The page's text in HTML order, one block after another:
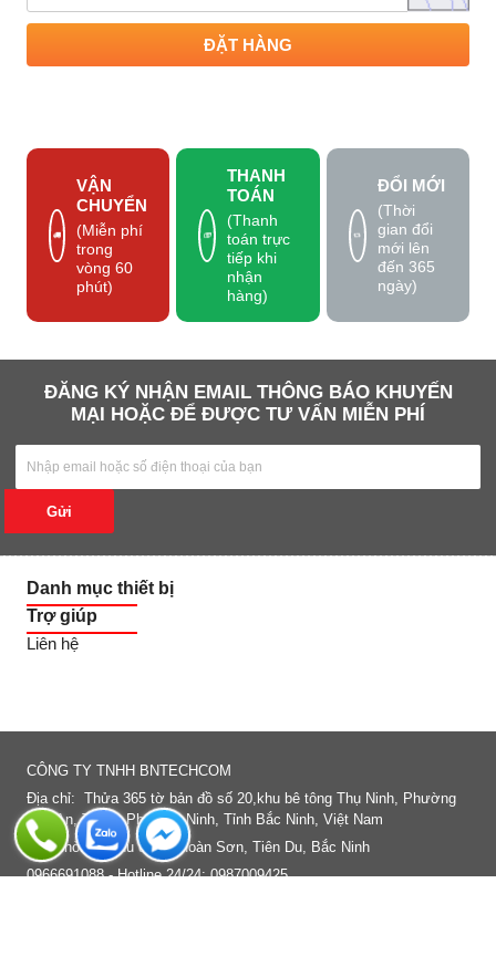
ĐẶT HÀNG
VẬN
CHUYỂN
(Miễn phí
trong
vòng 60
phút)
THANH
TOÁN
(Thanh
toán trực
tiếp khi
nhận
hàng)
ĐỔI MỚI
(Thời
gian đổi
mới lên
đến 365
ngày)
ĐĂNG KÝ NHẬN EMAIL THÔNG BÁO KHUYẾN
MẠI HOẶC ĐỂ ĐƯỢC TƯ VẤN MIỄN PHÍ
Gửi
Danh mục thiết bị
Trợ giúp
Liên hệ
CÔNG TY TNHH BNTECHCOM
Địa chỉ: Thửa 365 tờ bản đồ số 20,khu bê tông Thụ Ninh, Phường
Vạn An, Thành Phố Bắc Ninh, Tỉnh Bắc Ninh, Việt Nam
Văn phòng : Khu độ thị Hoàn Sơn, Tiên Du, Bắc Ninh
0966691088 - Hotline 24/24: 0987009425